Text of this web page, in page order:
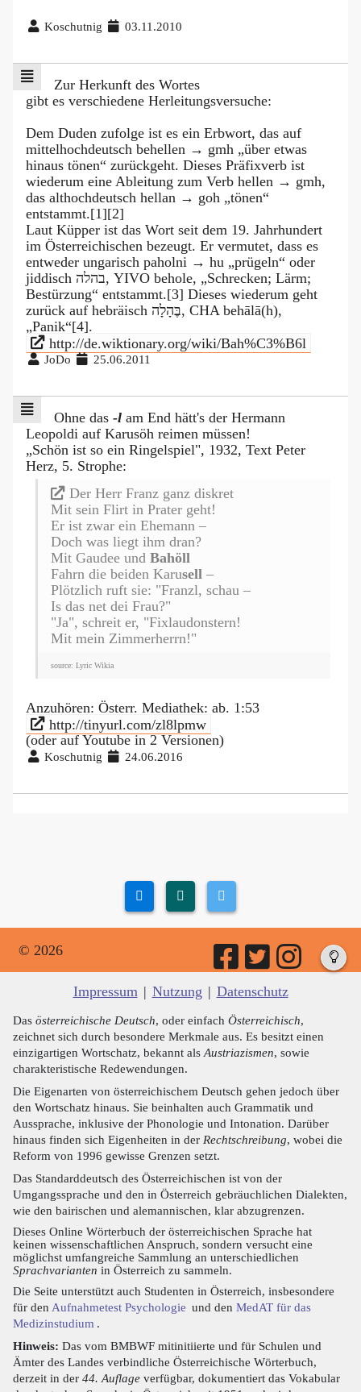
Koschutnig 03.11.2010
Zur Herkunft des Wortes
gibt es verschiedene Herleitungsversuche:
Dem Duden zufolge ist es ein Erbwort, das auf
mittelhochdeutsch behellen → gmh „über etwas
hinaus tönen“ zurückgeht. Dieses Präfixverb ist
wiederum eine Ableitung zum Verb hellen → gmh,
das althochdeutsch hellan → goh „tönen“
entstammt.[1][2]
Laut Küpper ist das Wort seit dem 19. Jahrhundert
im Österreichischen bezeugt. Er vermutet, dass es
entweder ungarisch paholni → hu „prügeln“ oder
jiddisch בהלה‎, YIVO behole, „Schrecken; Lärm;
Bestürzung“ entstammt.[3] Dieses wiederum geht
zurück auf hebräisch בֶּהָלָה‎, CHA behālā(h),
„Panik“[4].
http://de.wiktionary.org/wiki/Bah%C3%B6l
JoDo 25.06.2011
Ohne das -lam End hätt's der Hermann
Leopoldi auf Karusöh reimen müssen!
„Schön ist so ein Ringelspiel", 1932, Text Peter
Herz, 5. Strophe:
Der Herr Franz ganz diskret
Mit sein Flirt in Prater geht!
Er ist zwar ein Ehemann –
Doch was liegt ihm dran?
Mit Gaudee und Bahöll
Fahrn die beiden Karusell –
Plötzlich ruft sie: "Franzl, schau –
Is das net dei Frau?"
"Ja", schreit er, "Fixlaudonstern!
Mit mein Zimmerherrn!"
source: Lyric Wikia
Anzuhören: Österr. Mediathek: ab. 1:53
http://tinyurl.com/zl8lpmw
(oder auf Youtube in 2 Versionen)
Koschutnig 24.06.2016
© 2026
Impressum | Nutzung | Datenschutz
Das österreichische Deutsch, oder einfach Österreichisch,
zeichnet sich durch besondere Merkmale aus. Es besitzt einen
einzigartigen Wortschatz, bekannt als Austriazismen, sowie
charakteristische Redewendungen.
Die Eigenarten von österreichischem Deutsch gehen jedoch über
den Wortschatz hinaus. Sie beinhalten auch Grammatik und
Aussprache, inklusive der Phonologie und Intonation. Darüber
hinaus finden sich Eigenheiten in der Rechtschreibung, wobei die
Reform von 1996 gewisse Grenzen setzt.
Das Standarddeutsch des Österreichischen ist von der
Umgangssprache und den in Österreich gebräuchlichen Dialekten,
wie den bairischen und alemannischen, klar abzugrenzen.
Dieses Online Wörterbuch der österreichischen Sprache hat
keinen wissenschaftlichen Anspruch, sondern versucht eine
möglichst umfangreiche Sammlung an unterschiedlichen
Sprachvarianten in Österreich zu sammeln.
Die Seite unterstützt auch Studenten in Österreich, insbesondere
für den Aufnahmetest Psychologie und den MedAT für das
Medizinstudium .
Hinweis: Das vom BMBWF mitinitiierte und für Schulen und
Ämter des Landes verbindliche Österreichische Wörterbuch,
derzeit in der 44. Auflage verfügbar, dokumentiert das Vokabular